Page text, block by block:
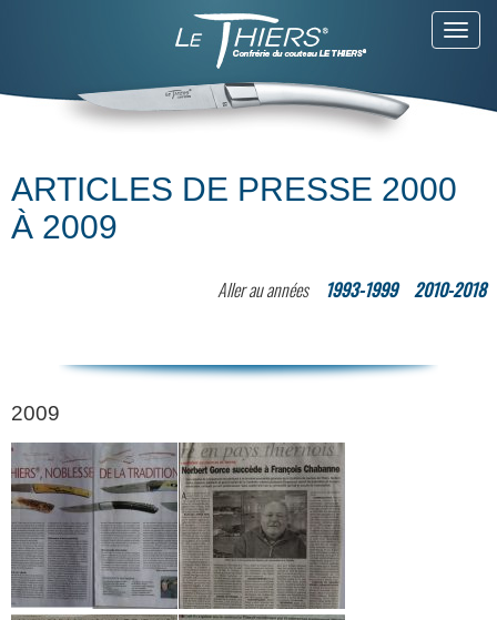
ARTICLES DE PRESSE 2000
À 2009
Aller au années 1993-1999 2010-2018
2009